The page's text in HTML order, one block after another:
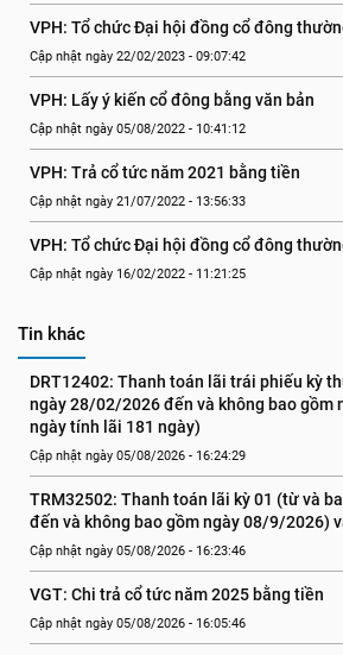
VPH: Tổ chức Đại hội đồng cổ đông
Cập nhật ngày 22/02/2023 - 09:07:42
VPH: Lấy ý kiến cổ đông bằng văn bản
Cập nhật ngày 05/08/2022 - 10:41:12
VPH: Trả cổ tức năm 2021 bằng tiền
Cập nhật ngày 21/07/2022 - 13:56:33
VPH: Tổ chức Đại hội đồng cổ đông
Cập nhật ngày 16/02/2022 - 11:21:25
Tin khác
DRT12402: Thanh toán lãi trái phiếu kỳ
ngày 28/02/2026 đến và không bao gồm
ngày tính lãi 181 ngày)
Cập nhật ngày 05/08/2026 - 16:24:29
TRM32502: Thanh toán lãi kỳ 01 (từ và
đến và không bao gồm ngày 08/9/2026)
Cập nhật ngày 05/08/2026 - 16:23:46
VGT: Chi trả cổ tức năm 2025 bằng tiền
Cập nhật ngày 05/08/2026 - 16:05:46